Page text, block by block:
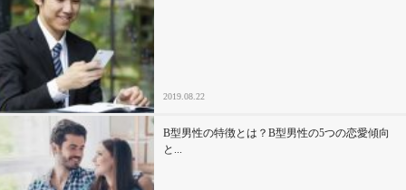
セックスライフ
不倫・だめ男
心の処方箋
2019.08.22
B型男性の特徴とは？B型男性の5つの恋愛傾向
と...